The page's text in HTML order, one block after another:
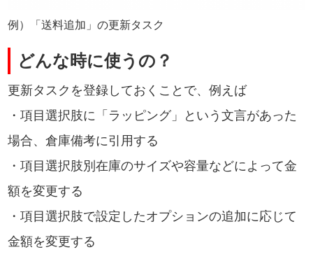
例）「送料追加」の更新タスク
どんな時に使うの？
更新タスクを登録しておくことで、例えば
・項目選択肢に「ラッピング」という文言があった
場合、倉庫備考に引用する
・項目選択肢別在庫のサイズや容量などによって金
額を変更する
・項目選択肢で設定したオプションの追加に応じて
金額を変更する